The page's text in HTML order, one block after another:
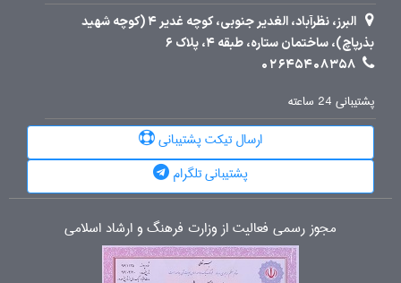
البرز، نظرآباد، الغدیر جنوبی، کوچه غدیر 4 (کوچه شهید
بذرپاچ)، ساختمان ستاره، طبقه 4، پلاک 6
02645408358
پشتیبانی 24 ساعته
ارسال تیکت پشتیبانی
پشتیبانی تلگرام
مجوز رسمی فعالیت از وزارت فرهنگ و ارشاد اسلامی